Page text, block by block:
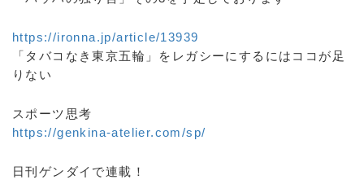
https://ironna.jp/article/13939
「タバコなき東京五輪」をレガシーにするにはココが足
りない
スポーツ思考
https://genkina-atelier.com/sp/
日刊ゲンダイで連載！